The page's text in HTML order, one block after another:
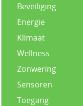
Beveiliging
Energie
Klimaat
Wellness
Zonwering
Sensoren
Toegang